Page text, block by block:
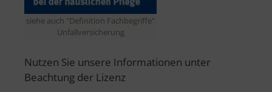
siehe auch "Definition Fachbegriffe"
Unfallversicherung
Nutzen Sie unsere Informationen unter
Beachtung der Lizenz